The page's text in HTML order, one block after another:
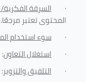
· السرقة الفكرية/
المحتوى تعتبر مرجعًا.
· سوء استخدام
· استغلال التعاون:
· التلفيق والتزوير